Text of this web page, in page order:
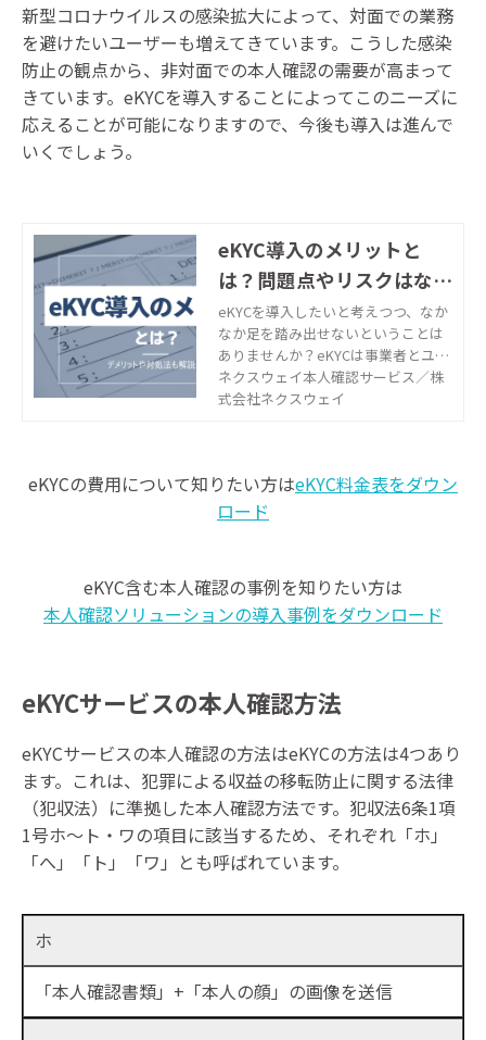
新型コロナウイルスの感染拡大によって、対面での業務
を避けたいユーザーも増えてきています。こうした感染
防止の観点から、非対面での本人確認の需要が高まって
きています。eKYCを導入することによってこのニーズに
応えることが可能になりますので、今後も導入は進んで
いくでしょう。
eKYC導入のメリットと
は？問題点やリスクはない
の？対処法も解説
eKYCを導入したいと考えつつ、なか
なか足を踏み出せないということは
ありませんか？eKYCは事業者とユー
ザーどちらにも大きなメリットがあ
ります。この記事ではeKYCのメリッ
ネクスウェイ本人確認サービス／株
式会社ネクスウェイ
eKYCの費用について知りたい方はeKYC料金表をダウン
ロード
eKYC含む本人確認の事例を知りたい方は
本人確認ソリューションの導入事例をダウンロード
eKYCサービスの本人確認方法
eKYCサービスの本人確認の方法はeKYCの方法は4つあり
ます。これは、犯罪による収益の移転防止に関する法律
（犯収法）に準拠した本人確認方法です。犯収法6条1項
1号ホ～ト・ワの項目に該当するため、それぞれ「ホ」
「へ」「ト」「ワ」とも呼ばれています。
ホ
「本人確認書類」+「本人の顔」の画像を送信